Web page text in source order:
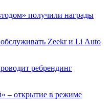
получили награды
Zeekr и Li Auto
ребрендинг
– открытие в режиме